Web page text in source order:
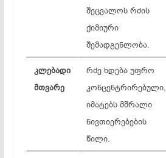
შეცვალოს რძის
ქიმიური
შემადგენლობა.
კლებადი
მთვარე
რძე ხდება უფრო
კონცენტრირებული,
იმატებს მშრალი
ნივთიერებების
წილი.